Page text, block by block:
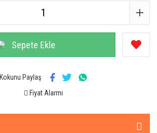
Sepete Ekle
Kokunu Paylaş
Fiyat Alarmı